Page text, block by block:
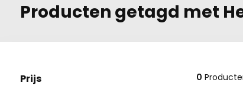
Producten getagd met
Prijs 0